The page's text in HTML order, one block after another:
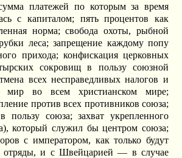
платежей по которым за время
с капиталом; пять процентов как
норма; свобода охоты, рыбной
леса; запрещение каждому попу
прихода; конфискация церковных
сокровищ в пользу союзной
всех несправедливых налогов и
во всем христианском мире;
против всех противников союза;
пользу союза; захват укрепленного
который служил бы центром союза;
с императором, как только будут
отряды, и с Швейцарией — в случае